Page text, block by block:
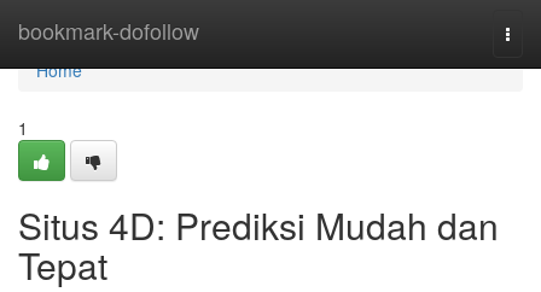
bookmark-dofollow
Home
Home
1
Situs 4D: Prediksi Mudah dan
Tepat